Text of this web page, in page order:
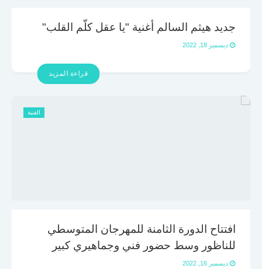
جديد هيثم السالم أغنية "يا عقل كلّم القلب"
ديسمبر 18, 2022
قراءة المزيد
الفنية
افتتاح الدورة الثامنة للمهرجان المتوسطي
للناظور وسط حضور فني وجماهيري كبير
ديسمبر 16, 2022